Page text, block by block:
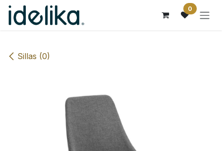
Ir al contenido 0
Sillas (0)